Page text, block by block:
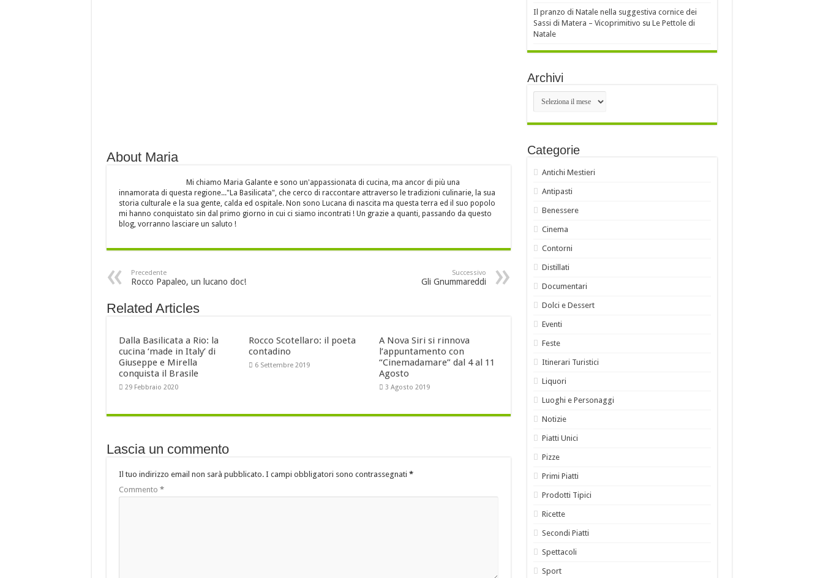
About Maria
Mi chiamo Maria Galante e sono un'appassionata di cucina, ma ancor di più una
innamorata di questa regione..."La Basilicata", che cerco di raccontare attraverso le tradizioni culinarie, la sua
storia culturale e la sua gente, calda ed ospitale. Non sono Lucana di nascita ma questa terra ed il suo popolo
mi hanno conquistato sin dal primo giorno in cui ci siamo incontrati ! Un grazie a quanti, passando da questo
blog, vorranno lasciare un saluto !
Precedente
Rocco Papaleo, un lucano doc!
Successivo
Gli Gnummareddi
Related Articles
Dalla Basilicata a Rio: la
cucina ‘made in Italy’ di
Giuseppe e Mirella
conquista il Brasile
29 Febbraio 2020
Rocco Scotellaro: il poeta
contadino
6 Settembre 2019
A Nova Siri si rinnova
l’appuntamento con
“Cinemadamare” dal 4 al 11
Agosto
3 Agosto 2019
Lascia un commento
Il tuo indirizzo email non sarà pubblicato. I campi obbligatori sono contrassegnati *
Commento *
Il pranzo di Natale nella suggestiva cornice dei
Sassi di Matera – Vicoprimitivo su Le Pettole di
Natale
Archivi
Archivi
Categorie
Antichi Mestieri
Antipasti
Benessere
Cinema
Contorni
Distillati
Documentari
Dolci e Dessert
Eventi
Feste
Itinerari Turistici
Liquori
Luoghi e Personaggi
Notizie
Piatti Unici
Pizze
Primi Piatti
Prodotti Tipici
Ricette
Secondi Piatti
Spettacoli
Sport